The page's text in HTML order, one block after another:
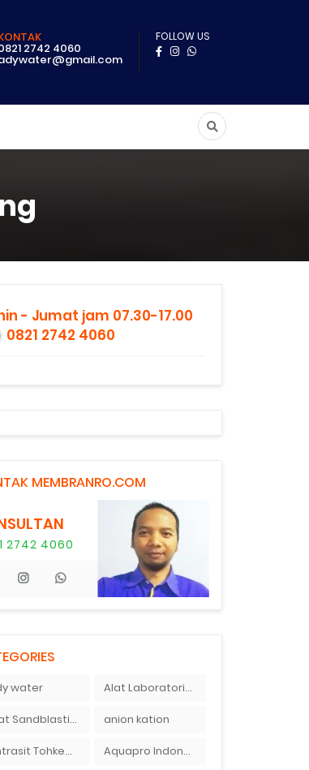
2742 4060
FOLLOW US
- Jumat jam 07.30-17.00
0821 2742 4060
MEMBRANRO.COM
2742 4060
water Alat Laboratorium Indonesia
Alat Sandblasting Kaca anion kation
Antrasit Tohkemy Jepang Indonesia Aquapro Indonesia